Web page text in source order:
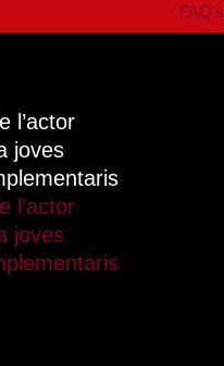
FAQ's
l’actor
joves
l’actor
joves